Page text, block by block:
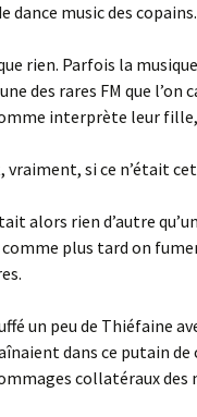
dance music des copains.
rien. Parfois la
des rares FM que l’on
interprète leur
vraiment, si ce n’était
alors rien d’autre
comme plus tard on
un peu de Thiéfaine
dans ce putain
collatéraux des